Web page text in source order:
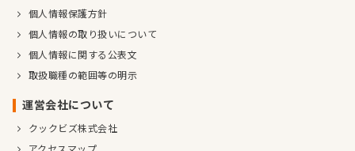
個人情報保護方針
個人情報の取り扱いについて
個人情報に関する公表文
取扱職種の範囲等の明示
運営会社について
クックビズ株式会社